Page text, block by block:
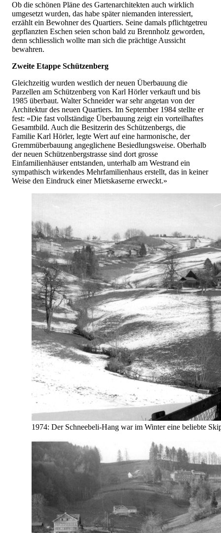
Ob die schönen Pläne des Gartenarchitekten auch wirklich
umgesetzt wurden, das habe später niemanden interessiert,
erzählt ein Bewohner des Quartiers. Seine damals pflichtgetreu
gepflanzten Eschen seien schon bald zu Brennholz geworden,
denn schliesslich wollte man sich die prächtige Aussicht
bewahren.
Zweite Etappe Schützenberg
Gleichzeitig wurden westlich der neuen Überbauung die
Parzellen am Schützenberg von Karl Hörler verkauft und bis
1985 überbaut. Walter Schneider war sehr angetan von der
Architektur des neuen Quartiers. Im September 1984 stellte er
fest: «Die fast vollständige Überbauung zeigt ein vorteilhaftes
Gesamtbild. Auch die Besitzerin des Schützenbergs, die
Familie Karl Hörler, legte Wert auf eine harmonische, der
Gremmüberbauung angeglichene Besiedlungsweise. Oberhalb
der neuen Schützenbergstrasse sind dort grosse
Einfamilienhäuser entstanden, unterhalb am Westrand ein
sympathisch wirkendes Mehrfamilienhaus erstellt, das in keiner
Weise den Eindruck einer Mietskaserne erweckt.»
1974: Der Schneebeli-Hang war im Winter eine beliebte